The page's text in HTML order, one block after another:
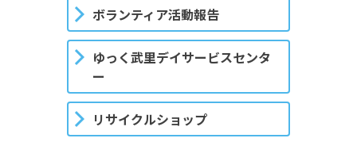
ボランティア活動報告
ゆっく武里デイサービスセンタ
ー
リサイクルショップ